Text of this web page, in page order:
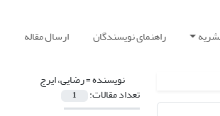
راهنمای نویسندگان ارسال مقاله
نویسنده =رضایی، ایرج
تعداد مقالات: 1